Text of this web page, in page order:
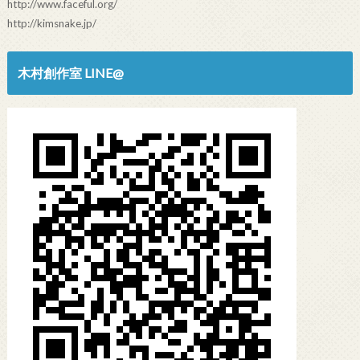
http://www.faceful.org/
http://kimsnake.jp/
木村創作室 LINE@